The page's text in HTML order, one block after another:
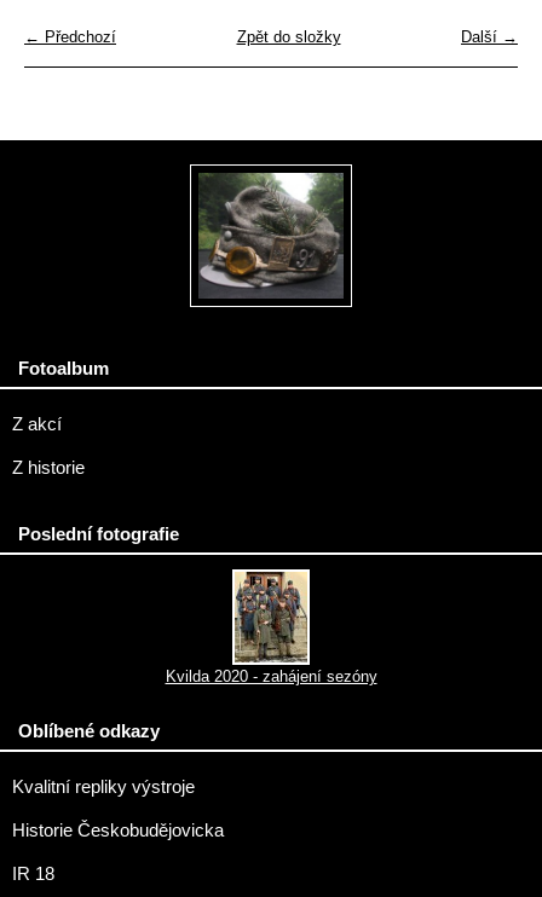
← Předchozí Další →
Zpět do složky
Fotoalbum
Z akcí
Z historie
Poslední fotografie
Kvilda 2020 - zahájení sezóny
Oblíbené odkazy
Kvalitní repliky výstroje
Historie Českobudějovicka
IR 18